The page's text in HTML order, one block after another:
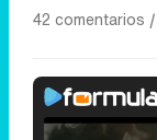
42 comentarios |